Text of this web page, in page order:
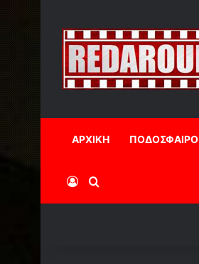
ΑΡΧΙΚΗ ΠΟΔΟΣΦΑΙΡΟ
Log InΑναζήτηση